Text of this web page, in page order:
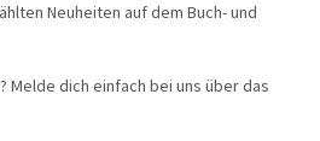
Neuheiten auf dem Buch- und
Melde dich einfach bei uns über das